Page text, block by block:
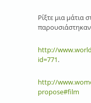
Ρίξτε μια μάτια
http://
id=771.
http://
propose#film